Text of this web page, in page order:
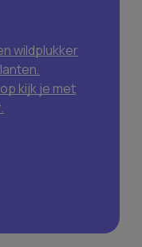
wildplukker
kijk je met